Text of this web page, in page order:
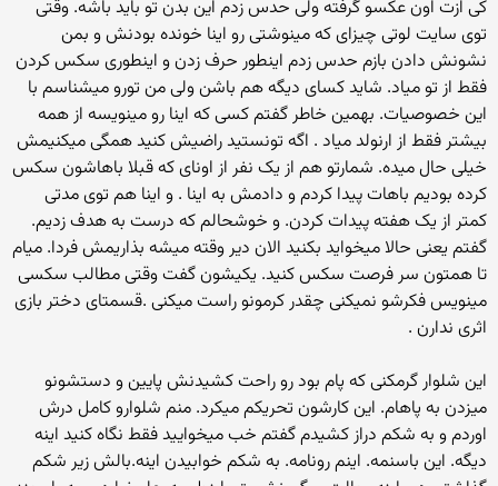
کی ازت اون عکسو گرفته ولی حدس زدم این بدن تو باید باشه. وقتی
توی سایت لوتی چیزای که مینوشتی رو اینا خونده بودنش و بمن
نشونش دادن بازم حدس زدم اینطور حرف زدن و اینطوری سکس کردن
فقط از تو میاد. شاید کسای دیگه هم باشن ولی من تورو میشناسم با
این خصوصیات. بهمین خاطر گفتم کسی که اینا رو مینویسه از همه
بیشتر فقط از ارنولد میاد . اگه تونستید راضیش کنید همگی میکنیمش
خیلی حال میده. شمارتو هم از یک نفر از اونای که قبلا باهاشون سکس
کرده بودیم باهات پیدا کردم و دادمش به اینا . و اینا هم توی مدتی
کمتر از یک هفته پیدات کردن. و خوشحالم که درست به هدف زدیم.
گفتم یعنی حالا میخواید بکنید الان دیر وقته میشه بذاریمش فردا. میام
تا همتون سر فرصت سکس کنید. یکیشون گفت وقتی مطالب سکسی
مینویس فکرشو نمیکنی چقدر کرمونو راست میکنی .قسمتای دختر بازی
اثری ندارن .
این شلوار گرمکنی که پام بود رو راحت کشیدنش پایین و دستشونو
میزدن به پاهام. این کارشون تحریکم میکرد. منم شلوارو کامل درش
اوردم و به شکم دراز کشیدم گفتم خب میخوایید فقط نگاه کنید اینه
دیگه. این باسنمه. اینم رونامه. به شکم خوابیدن اینه.بالش زیر شکم